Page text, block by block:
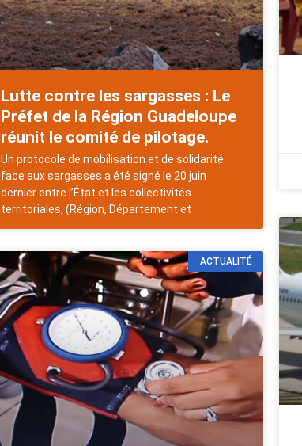
Lutte contre les sargasses : Le
Préfet de la Région Guadeloupe
réunit le comité de pilotage.
Un protocole de mobilisation et de solidarité
face aux sargasses a été signé le 20 juin
dernier entre l’État et les collectivités
territoriales, (Région, Département et
ACTUALITÉ